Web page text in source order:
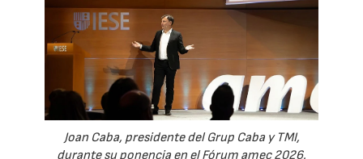
Joan Caba, presidente del Grup Caba y TMI,
durante su ponencia en el Fórum amec 2026.